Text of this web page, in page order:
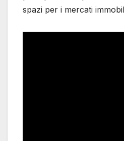
spazi per i mercati